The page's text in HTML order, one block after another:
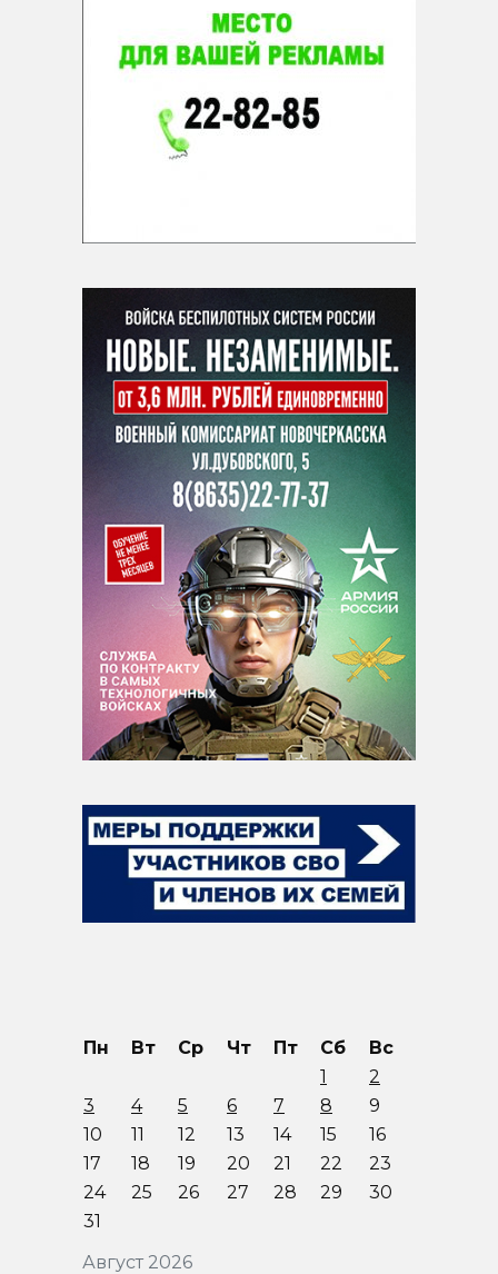
Август 2026
Пн Вт Ср Чт Пт Сб
Вс
1
2
3
4 5 6 7 8
9
10
11 12 13 14 15
16
17
18 19 20 21 22
23
24
25 26 27 28 29
30
31